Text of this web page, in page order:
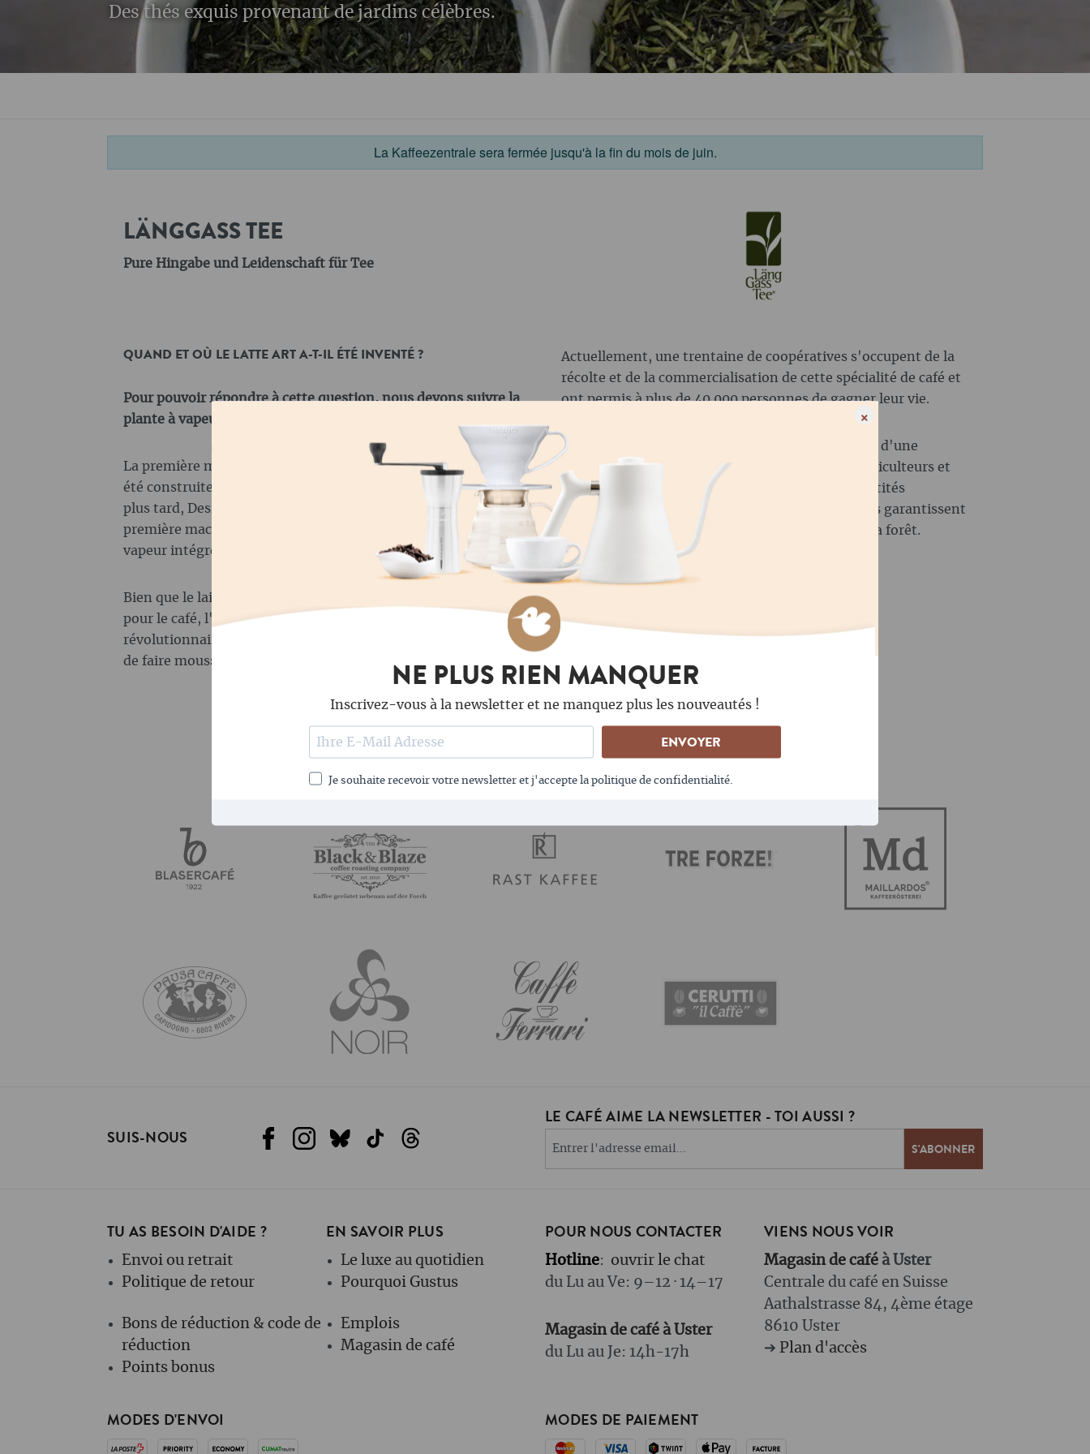
Des thés exquis provenant de jardins célèbres.
NE PLUS RIEN MANQUER
Inscrivez-vous à la newsletter et ne manquez plus les nouveautés !
ENVOYER
Je souhaite recevoir votre newsletter et j'accepte la politique de confidentialité.
×
La Kaffeezentrale sera fermée jusqu'à la fin du mois de juin.
LÄNGGASS TEE
Pure Hingabe und Leidenschaft für Tee
QUAND ET OÙ LE LATTE ART A-T-IL ÉTÉ INVENTÉ ?
Pour pouvoir répondre à cette question, nous devons suivre la
plante à vapeur.
La première machine à café à porte-filtre avec lance vapeur a
été construite et brevetée par Luigi Bezzera en 1901. Cinq ans
plus tard, Desiderato Pavoni a acquis ce brevet et a construit la
première machine à espresso commerciale avec une lance à
vapeur intégrée.
Bien que le lait soit moussé depuis le XIXe siècle, y compris
pour le café, l'invention d'une machine à espresso a été
révolutionnaire, car elle permettait de préparer un espresso et
de faire mousser le lait en même temps.
Actuellement, une trentaine de coopératives s'occupent de la
récolte et de la commercialisation de cette spécialité de café et
ont permis à plus de 40.000 personnes de gagner leur vie.
Le café sauvage Kaffa est le seul café sauvage issu d'une
collecte de bois sauvage certifiée bio. Tous les agriculteurs et
leurs parcelles de forêt sont enregistrés, les quantités
collectées sont vérifiées et des contrôles réguliers garantissent
qu'il n'y a pas d'intervention ou d'élagage dans la forêt.
Selon la devise "L'œil boit aussi".
NOS TORRÉFACTEURS LES PLUS POPULAIRES
SUIS-NOUS
LE CAFÉ AIME LA NEWSLETTER - TOI AUSSI ?
TU AS BESOIN D'AIDE ?
Envoi ou retrait
Politique de retour
Bons de réduction & code de
réduction
Points bonus
EN SAVOIR PLUS
Le luxe au quotidien
Pourquoi Gustus
Emplois
Magasin de café
POUR NOUS CONTACTER
Hotline: ouvrir le chat
du Lu au Ve: 9–12 · 14–17
Magasin de café à Uster
du Lu au Je: 14h-17h
VIENS NOUS VOIR
Magasin de café à Uster
Centrale du café en Suisse
Aathalstrasse 84, 4ème étage
8610 Uster
➔ Plan d'accès
MODES D'ENVOI MODES DE PAIEMENT